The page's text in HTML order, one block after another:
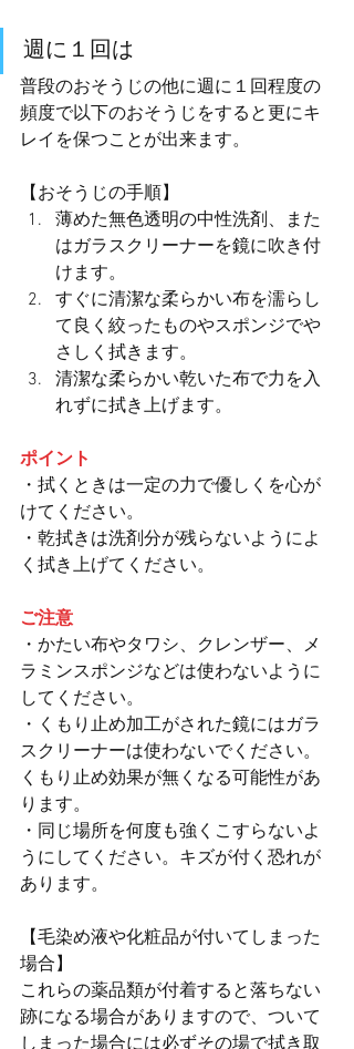
週に１回は
普段のおそうじの他に週に１回程度の
頻度で以下のおそうじをすると更にキ
レイを保つことが出来ます。
【おそうじの手順】
薄めた無色透明の中性洗剤、また
はガラスクリーナーを鏡に吹き付
けます。
すぐに清潔な柔らかい布を濡らし
て良く絞ったものやスポンジでや
さしく拭きます。
清潔な柔らかい乾いた布で力を入
れずに拭き上げます。
ポイント
・拭くときは一定の力で優しくを心が
けてください。
・乾拭きは洗剤分が残らないようによ
く拭き上げてください。
ご注意
・かたい布やタワシ、クレンザー、メ
ラミンスポンジなどは使わないように
してください。
・くもり止め加工がされた鏡にはガラ
スクリーナーは使わないでください。
くもり止め効果が無くなる可能性があ
ります。
・同じ場所を何度も強くこすらないよ
うにしてください。キズが付く恐れが
あります。
【毛染め液や化粧品が付いてしまった
場合】
これらの薬品類が付着すると落ちない
跡になる場合がありますので、ついて
しまった場合には必ずその場で拭き取